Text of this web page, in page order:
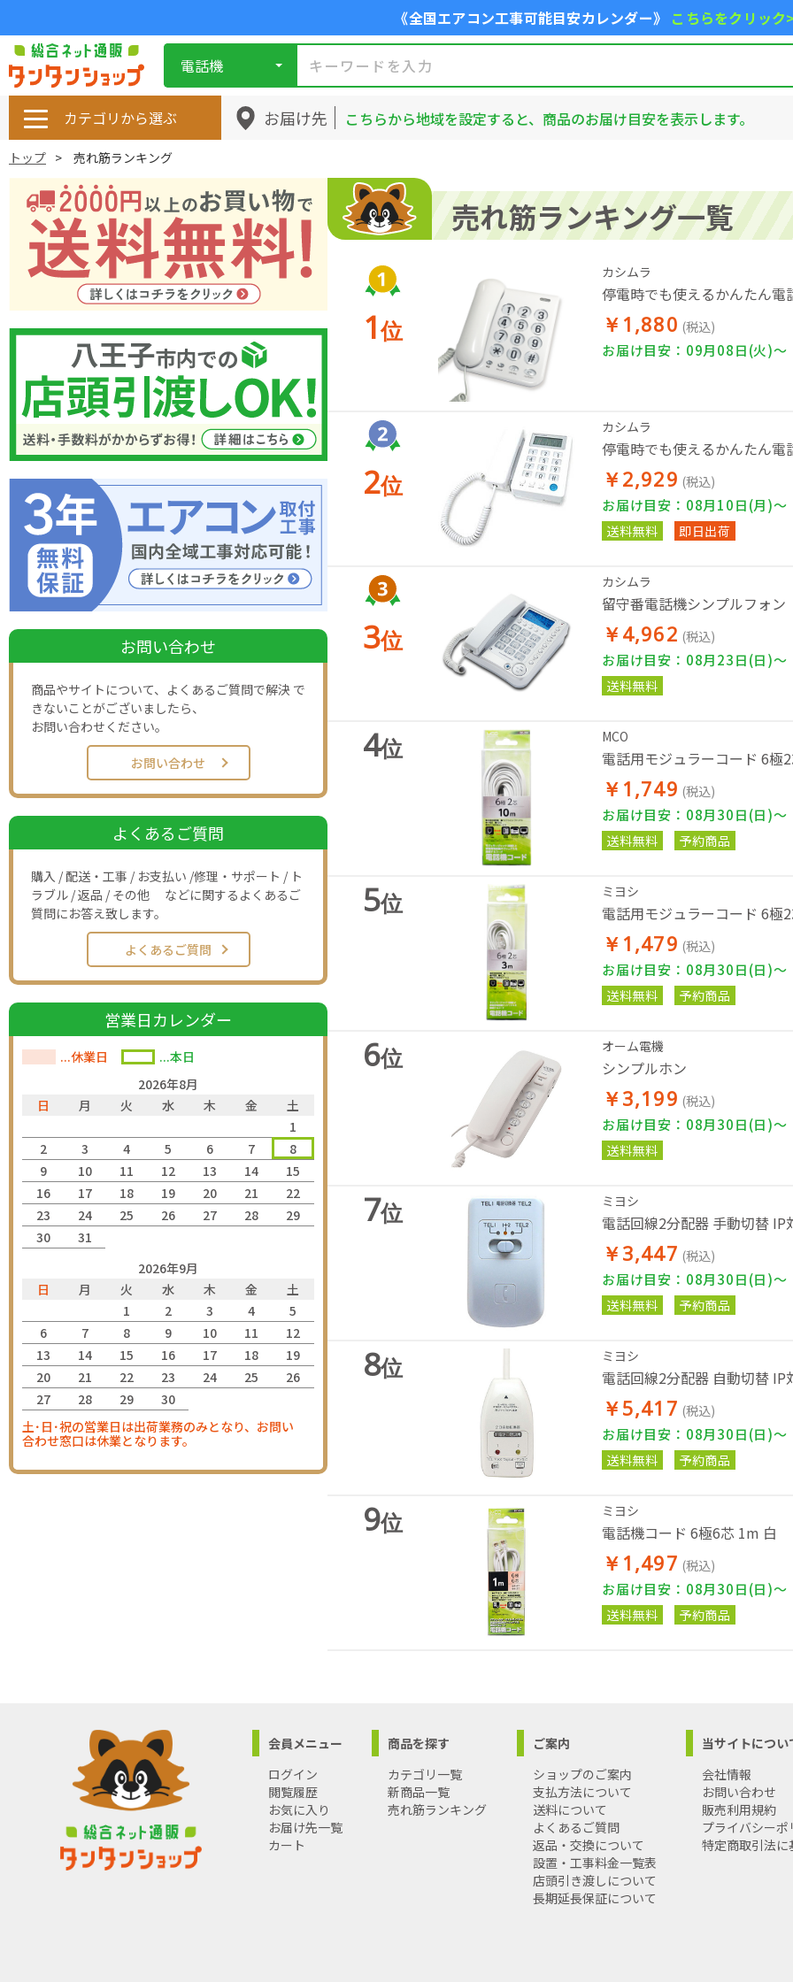
《全国エアコン工事可能目安カレンダー》 こちらをクリック
電話機
カテゴリから選ぶ お届け先 こちらから地域を設定すると、商品のお届け目安を表示します。
トップ 売れ筋ランキング
お問い合わせ
商品やサイトについて、よくあるご質問で解決 で
きないことがございましたら、
お問い合わせください。
お問い合わせ
よくあるご質問
購入 / 配送・工事 / お支払い /修理・サポート / ト
ラブル / 返品 / その他 などに関するよくあるご
質問にお答え致します。
よくあるご質問
営業日カレンダー
...休業日
...本日
2026年8月
日
月 火 水 木 金
土
1
2
3 4 5 6 7
8
9
10 11 12 13 14
15
16
17 18 19 20 21
22
23
24 25 26 27 28
29
30
31
2026年9月
日
月 火 水 木 金
土
1
2 3 4
5
6
7 8 9 10 11
12
13
14 15 16 17 18
19
20
21 22 23 24 25
26
27
28 29
30
土･日･祝の営業日は出荷業務のみとなり、お問い
合わせ窓口は休業となります。
売れ筋ランキング一覧
1位
カシムラ
停電時でも使えるかんたん
￥1,880 (税込)
お届け目安：09月08日(火)～
2位
カシムラ
停電時でも使えるかんたん
￥2,929 (税込)
お届け目安：08月10日(月)～
送料無料 即日出荷
3位
カシムラ
留守番電話機シンプルフォン
￥4,962 (税込)
お届け目安：08月23日(日)～
送料無料
4位 MCO
電話用モジュラーコード 6極
￥1,749 (税込)
お届け目安：08月30日(日)～
送料無料 予約商品
5位 ミヨシ
電話用モジュラーコード 6極
￥1,479 (税込)
お届け目安：08月30日(日)～
送料無料 予約商品
6位 オーム電機
シンプルホン
￥3,199 (税込)
お届け目安：08月30日(日)～
送料無料
7位 ミヨシ
電話回線2分配器 手動切替 IP
￥3,447 (税込)
お届け目安：08月30日(日)～
送料無料 予約商品
8位 ミヨシ
電話回線2分配器 自動切替 IP
￥5,417 (税込)
お届け目安：08月30日(日)～
送料無料 予約商品
9位 ミヨシ
電話機コード 6極6芯 1m 白
￥1,497 (税込)
お届け目安：08月30日(日)～
送料無料 予約商品
会員メニュー
ログイン
閲覧履歴
お気に入り
お届け先一覧
カート
商品を探す
カテゴリ一覧
新商品一覧
売れ筋ランキング
ご案内
ショップのご案内
支払方法について
送料について
よくあるご質問
返品・交換について
設置・工事料金一覧表
店頭引き渡しについて
長期延長保証について
当サイトについ
会社情報
お問い合わせ
販売利用規約
プライバシーポ
特定商取引法に